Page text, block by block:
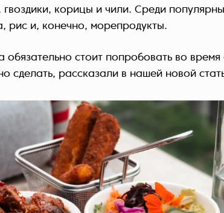
корицы и чили. Среди
рис и, конечно, морепродукты.
обязательно стоит попробовать во время
сделать, рассказали в нашей новой